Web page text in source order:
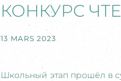
КОНКУРС
13 MARS 2023
Школьный этап прошёл в